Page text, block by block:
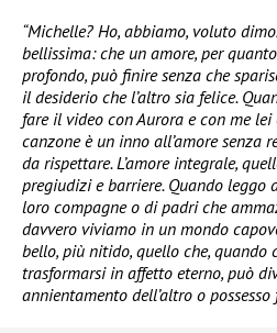
“Michelle? Ho, abbiamo, voluto
bellissima: che un amore, per
profondo, può finire senza che
il desiderio che l’altro sia felice.
fare il video con Aurora e con me
canzone è un inno all’amore senza
da rispettare. L’amore integrale,
pregiudizi e barriere. Quando leggo
loro compagne o di padri che
davvero viviamo in un mondo
bello, più nitido, quello che, quando
trasformarsi in affetto eterno, può
annientamento dell’altro o possesso